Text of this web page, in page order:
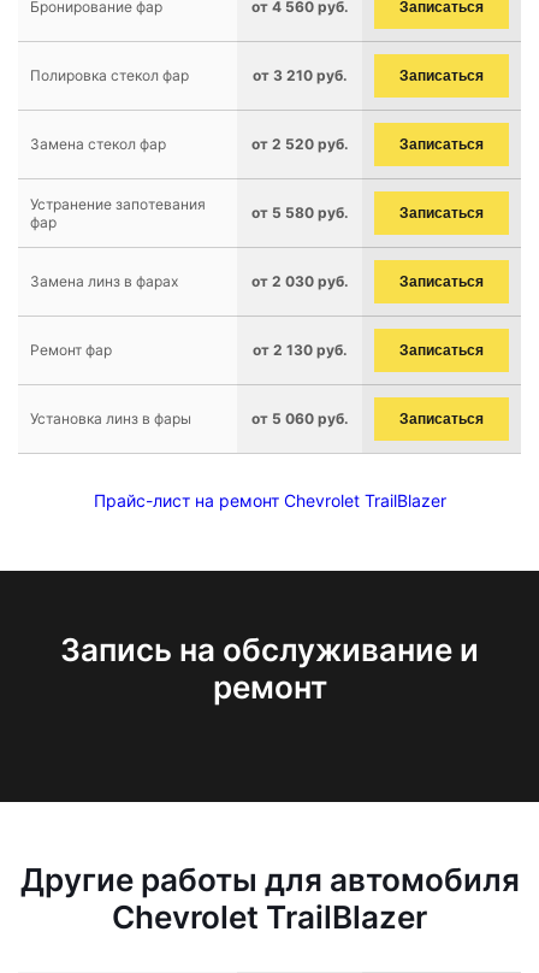
Бронирование фар от 4 560 руб. Записаться
Полировка стекол фар от 3 210 руб. Записаться
Замена стекол фар от 2 520 руб. Записаться
Устранение запотевания
фар
от 5 580 руб. Записаться
Замена линз в фарах от 2 030 руб. Записаться
Ремонт фар от 2 130 руб. Записаться
Установка линз в фары от 5 060 руб. Записаться
Прайс-лист на ремонт Chevrolet TrailBlazer
Запись на обслуживание и
ремонт
Другие работы для автомобиля
Chevrolet TrailBlazer